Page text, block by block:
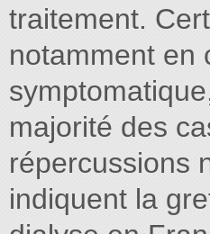
traitement.
notamment en
majorité des
répercussions
indiquent la